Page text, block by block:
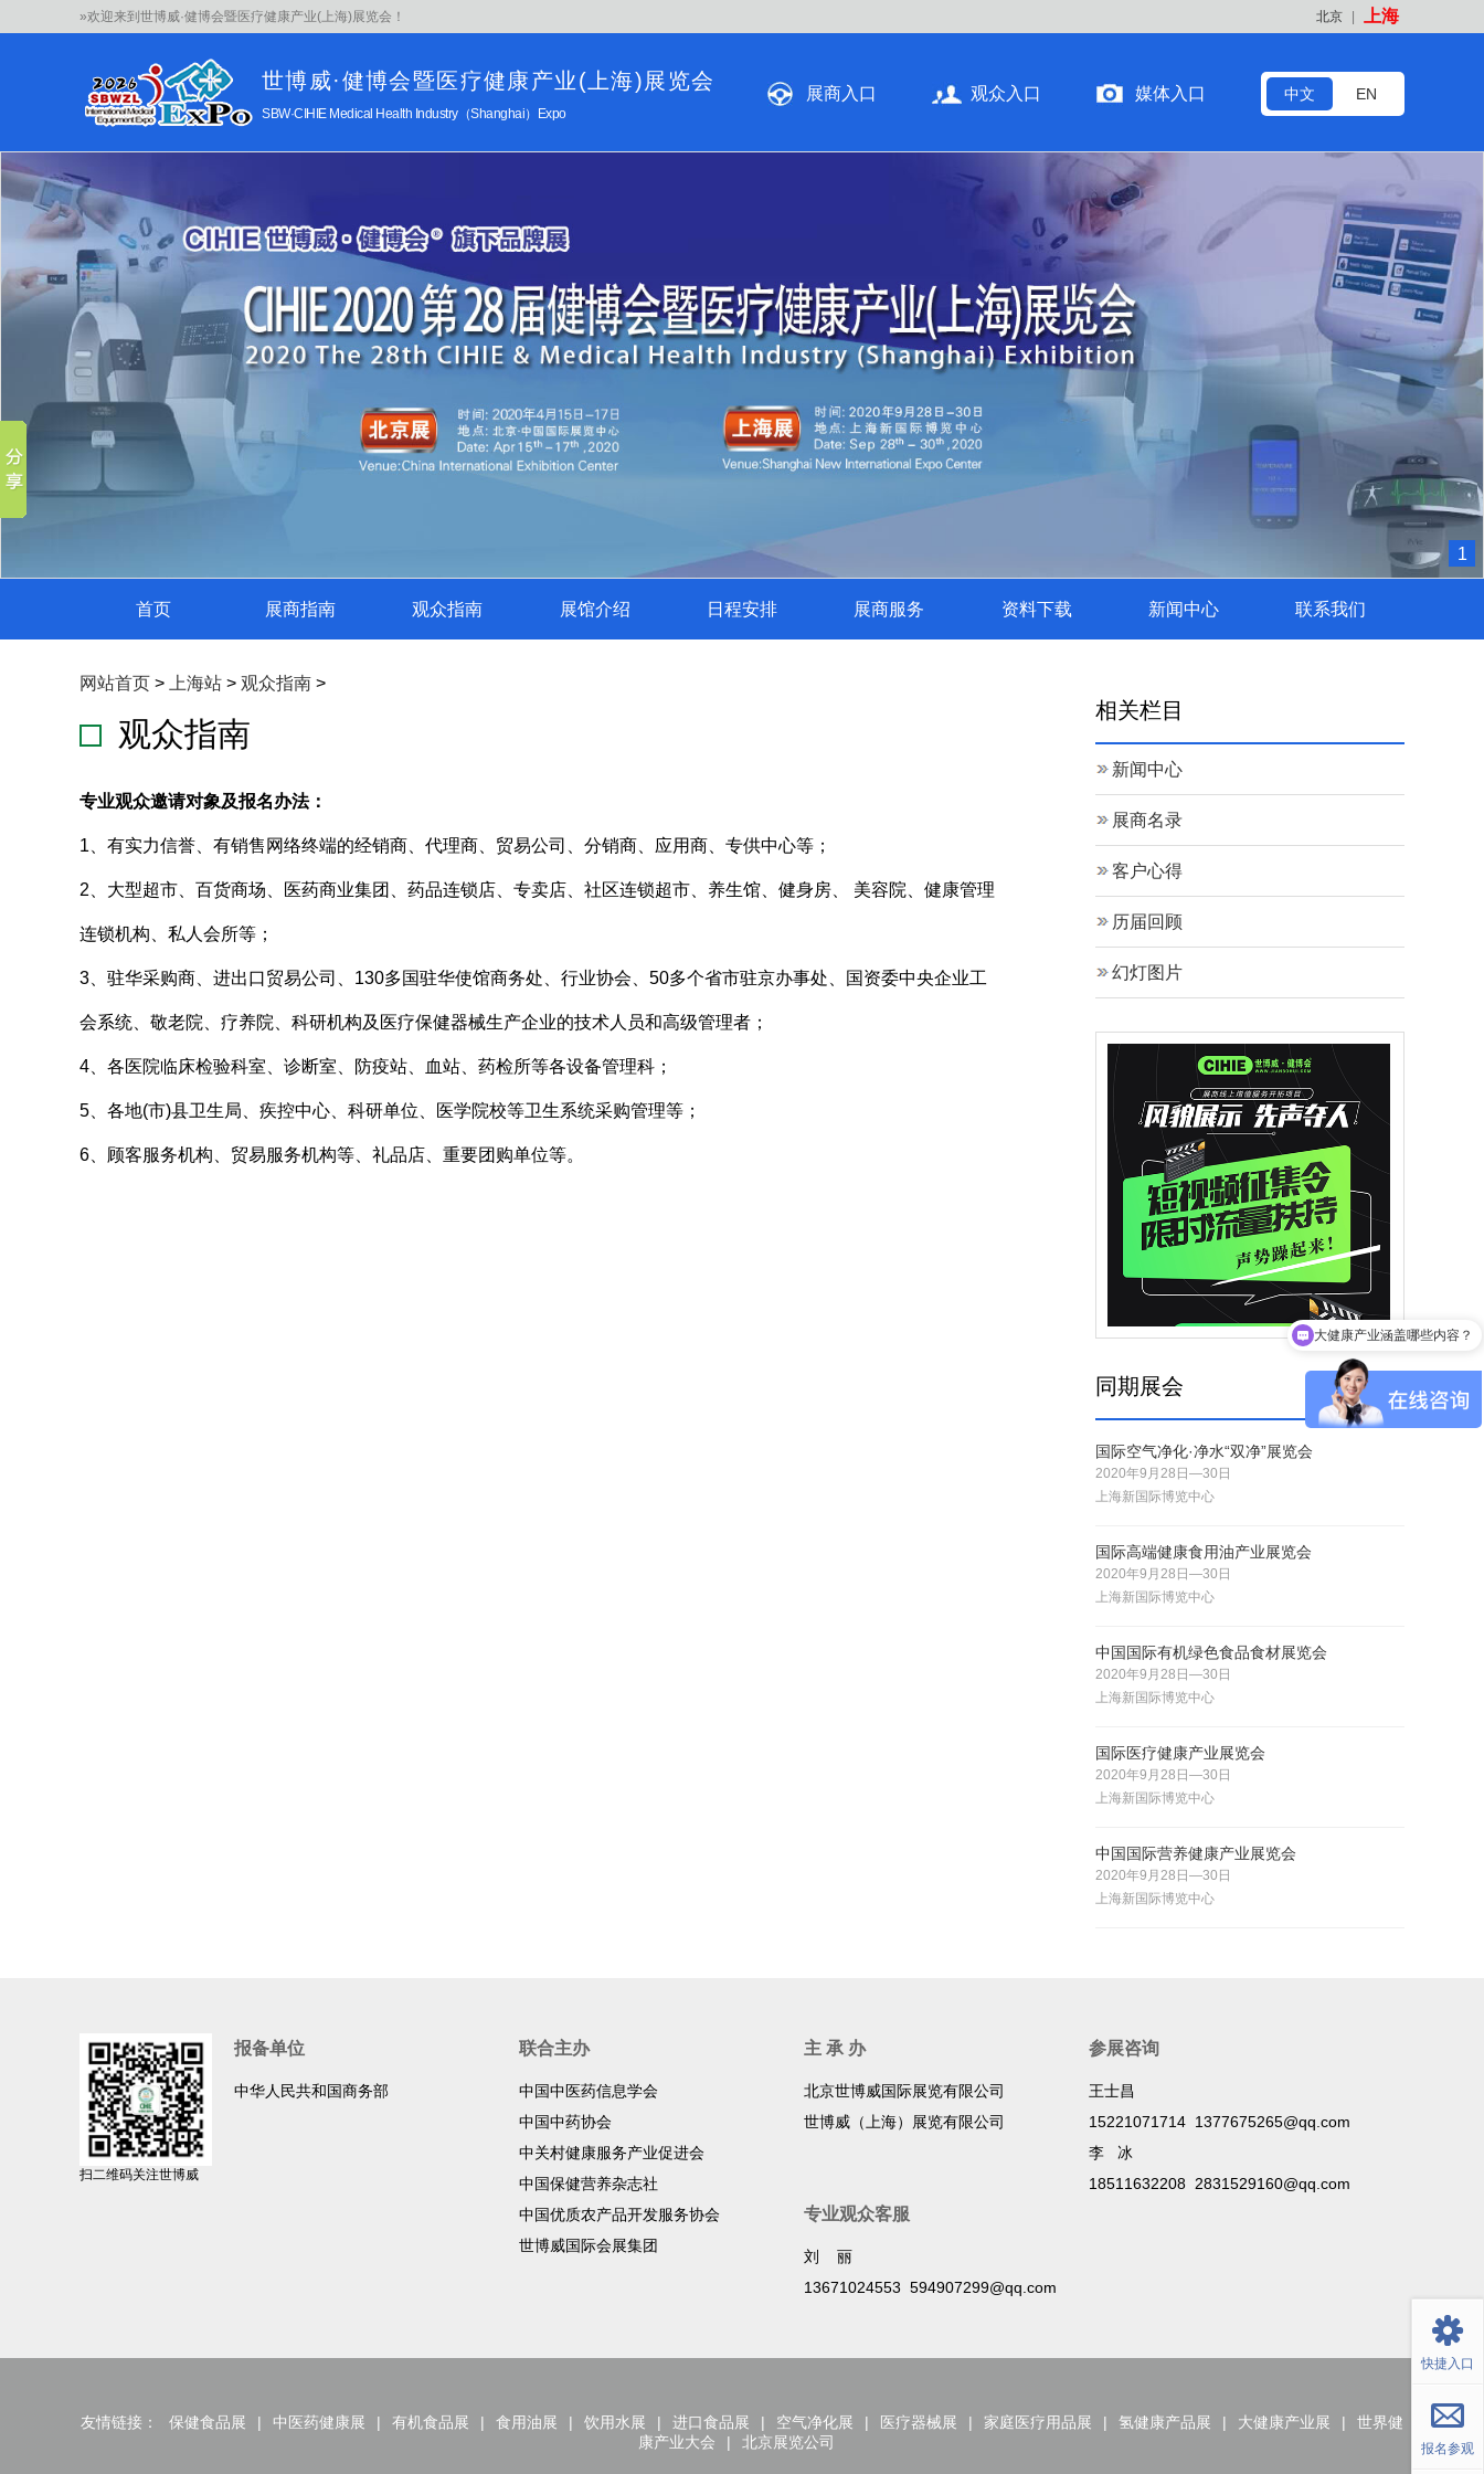
»欢迎来到世博威·健博会暨医疗健康产业(上海)展览会！ 北京 上海
世博威·健博会暨医疗健康产业(上海)展览会
SBW·CIHIE Medical Health Industry（Shanghai）Expo
展商入口 观众入口 媒体入口 中文 EN
1
首页 展商指南 观众指南 展馆介绍 日程安排 展商服务 资料下载 新闻中心 联系我们
网站首页 > 上海站 > 观众指南 >
观众指南
专业观众邀请对象及报名办法：
1、有实力信誉、有销售网络终端的经销商、代理商、贸易公司、分销商、应用商、专供中心等；
2、大型超市、百货商场、医药商业集团、药品连锁店、专卖店、社区连锁超市、养生馆、健身房、 美容院、健康管理
连锁机构、私人会所等；
3、驻华采购商、进出口贸易公司、130多国驻华使馆商务处、行业协会、50多个省市驻京办事处、国资委中央企业工
会系统、敬老院、疗养院、科研机构及医疗保健器械生产企业的技术人员和高级管理者；
4、各医院临床检验科室、诊断室、防疫站、血站、药检所等各设备管理科；
5、各地(市)县卫生局、疾控中心、科研单位、医学院校等卫生系统采购管理等；
6、顾客服务机构、贸易服务机构等、礼品店、重要团购单位等。
相关栏目
新闻中心
展商名录
客户心得
历届回顾
幻灯图片
同期展会
国际空气净化·净水“双净”展览会
2020年9月28日—30日
上海新国际博览中心
国际高端健康食用油产业展览会
2020年9月28日—30日
上海新国际博览中心
中国国际有机绿色食品食材展览会
2020年9月28日—30日
上海新国际博览中心
国际医疗健康产业展览会
2020年9月28日—30日
上海新国际博览中心
中国国际营养健康产业展览会
2020年9月28日—30日
上海新国际博览中心
扫二维码关注世博威
报备单位
中华人民共和国商务部
联合主办
中国中医药信息学会
中国中药协会
中关村健康服务产业促进会
中国保健营养杂志社
中国优质农产品开发服务协会
世博威国际会展集团
主 承 办
北京世博威国际展览有限公司
世博威（上海）展览有限公司
参展咨询
王士昌
15221071714 1377675265@qq.com
李 冰
18511632208 2831529160@qq.com
专业观众客服
刘 丽
13671024553 594907299@qq.com
友情链接： 保健食品展 | 中医药健康展 | 有机食品展 | 食用油展 | 饮用水展 | 进口食品展 | 空气净化展 | 医疗器械展 | 家庭医疗用品展 | 氢健康产品展 | 大健康产业展 |
世界健
康产业大会
| 北京展览公司
快捷入口
报名参观
大健康产业涵盖哪些内容？